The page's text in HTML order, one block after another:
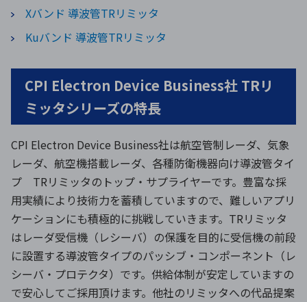
Xバンド 導波管TRリミッタ
Kuバンド 導波管TRリミッタ
CPI Electron Device Business社 TRリ
ミッタシリーズの特長
CPI Electron Device Business社は航空管制レーダ、気象
レーダ、航空機搭載レーダ、各種防衛機器向け導波管タイ
プ TRリミッタのトップ・サプライヤーです。豊富な採
用実績により技術力を蓄積していますので、難しいアプリ
ケーションにも積極的に挑戦していきます。TRリミッタ
はレーダ受信機（レシーバ）の保護を目的に受信機の前段
に設置する導波管タイプのパッシブ・コンポーネント（レ
シーバ・プロテクタ）です。供給体制が安定していますの
で安心してご採用頂けます。他社のリミッタへの代品提案